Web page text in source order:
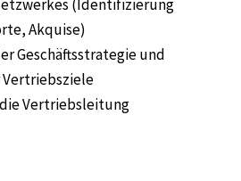
(Identifizierung
Akquise)
Geschäftsstrategie und
Vertriebsziele
Vertriebsleitung